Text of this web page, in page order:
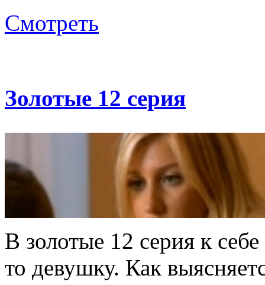
Смотреть
Золотые 12 серия
В золотые 12 серия к
то девушку. Как